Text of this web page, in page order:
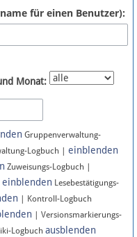
für einen Benutzer):
Monat:
Gruppenverwaltung-
Logbuch | einblenden
Zuweisungs-Logbuch |
einblenden Lesebestätigungs-
| Kontroll-Logbuch
| Versionsmarkierungs-
Logbuch ausblenden